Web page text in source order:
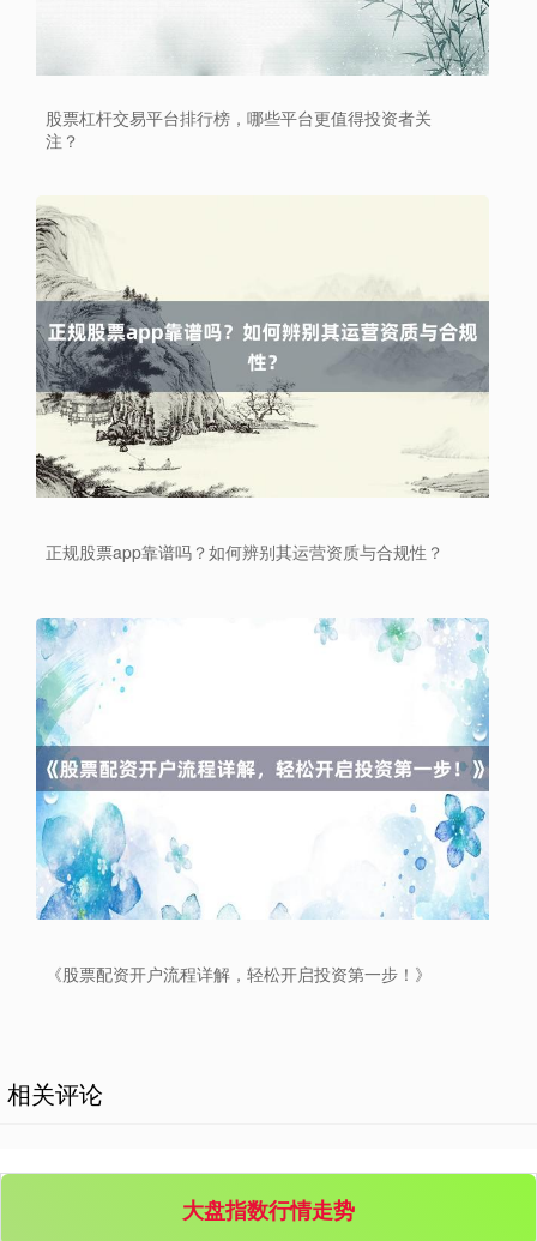
股票杠杆交易平台排行榜，哪些平台更值得投资者关
注？
正规股票app靠谱吗？如何辨别其运营资质与合规性？
《股票配资开户流程详解，轻松开启投资第一步！》
相关评论
大盘指数行情走势
深证成指 14316.96 +5.95 +0.04%
沪深300 4702.02
北证50 -11.37 -1.00%
创业板指 -0.73%
基金指数